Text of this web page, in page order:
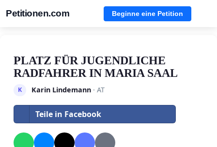
Petitionen.com Beginne eine Petition
PLATZ FÜR JUGENDLICHE
RADFAHRER IN MARIA SAAL
K Karin Lindemann· AT
Teile in Facebook